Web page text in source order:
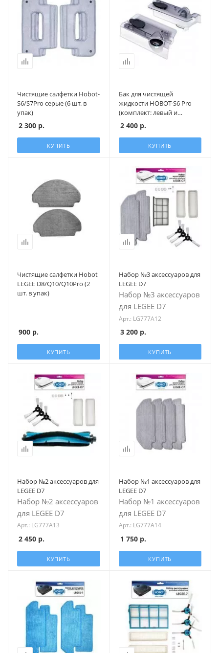
Чистящие салфетки Hobot-
S6/S7Pro серые (6 шт. в
упак)
2 300 р.
КУПИТЬ
Бак для чистящей
жидкости HOBOT-S6 Pro
(комплект: левый и
правый)
2 400р.
КУПИТЬ
Чистящие салфетки Hobot
LEGEE D8/Q10/Q10Pro (2
шт. в упак)
900 р.
КУПИТЬ
Набор №3 аксессуаров для
LEGEE D7
Набор №3 аксессуаров
для LEGEE D7
Арт.: LG777A12
3 200р.
КУПИТЬ
Набор №2 аксессуаров для
LEGEE D7
Набор №2 аксессуаров
для LEGEE D7
Арт.: LG777A13
2 450 р.
КУПИТЬ
Набор №1 аксессуаров для
LEGEE D7
Набор №1 аксессуаров
для LEGEE D7
Арт.: LG777A14
1 750р.
КУПИТЬ